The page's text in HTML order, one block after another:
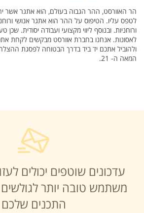
הר האוורסט, ההר הגבוה בעולם, הוא אתגר אשר
לטפס עליו. הטיפוס על ההר הוא אתגר אנושי
ורוחניות. ובנוסף ליווי מקצועי ועבודה יסודית. שכן
לאסונות. אנחנו בחברת אוורסט מבקשים לקחת
ולהוביל אתכם יד ביד בדרך הבטוחה לפסגת
המאה ה- 21.
עדכונים שוטפים יכולים
משתמש טובה יותר
התכנים שלכם